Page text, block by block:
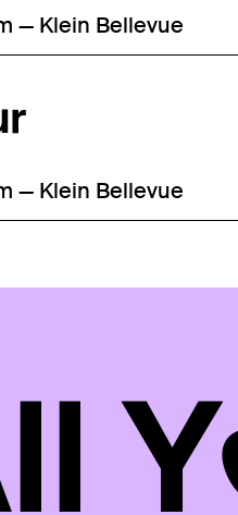
— Klein Bellevue
— Klein Bellevue